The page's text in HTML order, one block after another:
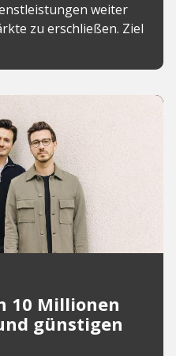
weiter
zu erschließen. Ziel
10 Millionen
günstigen